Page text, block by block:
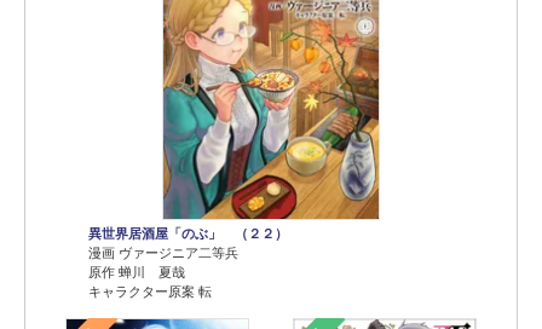
異世界居酒屋「のぶ」 （２２）
漫画 ヴァージニア二等兵
原作 蝉川 夏哉
キャラクター原案 転